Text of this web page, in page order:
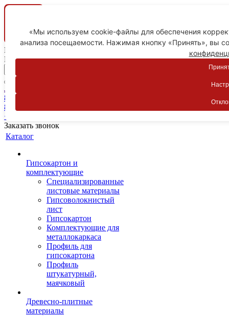
Ваш город
Пятигорск
Личный кабинет
8-800-775-59-89
8-800-775-59-89
+7 918 754-83-77
Заказать звонок
Каталог
Гипсокартон и
комплектующие
Специализированные
листовые материалы
Гипсоволокнистый
лист
Гипсокартон
Комплектующие для
металлокаркаса
Профиль для
гипсокартона
Профиль
штукатурный,
маячковый
Древесно-плитные
материалы
«Мы используем cookie-файлы для обеспечения
анализа посещаемости. Нажимая кнопку «Принять», вы